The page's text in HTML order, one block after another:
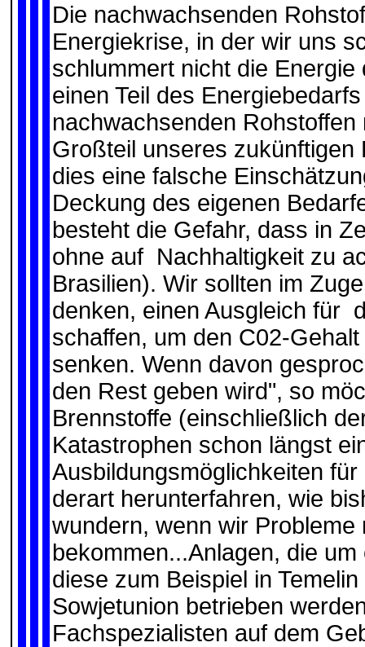
Die nachwachsenden
Energiekrise, in der wir uns
schlummert nicht die
einen Teil des
nachwachsenden
Großteil unseres
dies eine falsche
Deckung des eigenen
besteht die Gefahr, dass in
ohne auf Nachhaltigkeit zu
Brasilien). Wir sollten im
denken, einen Ausgleich für
schaffen, um den C02-
senken. Wenn davon
den Rest geben wird", so
Brennstoffe (einschließlich
Katastrophen schon längst
Ausbildungsmöglichkeiten
derart herunterfahren, wie
wundern, wenn wir
bekommen...Anlagen, die
diese zum Beispiel in
Sowjetunion betrieben
Fachspezialisten auf dem